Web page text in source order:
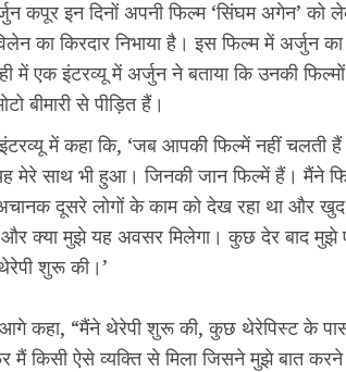
कपूर इन दिनों अपनी फिल्म ‘सिंघम अगेन’ को
का किरदार निभाया है। इस फिल्म में अर्जुन
में एक इंटरव्यू में अर्जुन ने बताया कि उनकी
बीमारी से पीड़ित हैं।
में कहा कि, ‘जब आपकी फिल्में नहीं
मेरे साथ भी हुआ। जिनकी जान फिल्में हैं। मैंने
दूसरे लोगों के काम को देख रहा था और
क्या मुझे यह अवसर मिलेगा। कुछ देर बाद
शुरू की।’
कहा, “मैंने थेरेपी शुरू की, कुछ थेरेपिस्ट के
मैं किसी ऐसे व्यक्ति से मिला जिसने मुझे बात करने